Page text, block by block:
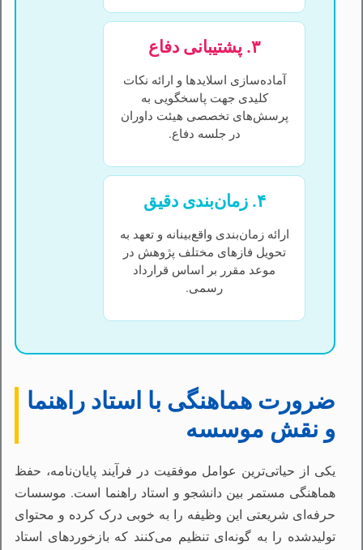
۳. پشتیبانی دفاع
آماده‌سازی اسلایدها و ارائه نکات
کلیدی جهت پاسخگویی به
پرسش‌های تخصصی هیئت داوران
در جلسه دفاع.
۴. زمان‌بندی دقیق
ارائه زمان‌بندی واقع‌بینانه و تعهد به
تحویل فازهای مختلف پژوهش در
موعد مقرر بر اساس قرارداد
رسمی.
ضرورت هماهنگی با استاد راهنما
و نقش موسسه
یکی از حیاتی‌ترین عوامل موفقیت در فرآیند پایان‌نامه، حفظ
هماهنگی مستمر بین دانشجو و استاد راهنما است. موسسات
حرفه‌ای شریعتی این وظیفه را به خوبی درک کرده و محتوای
تولیدشده را به گونه‌ای تنظیم می‌کنند که بازخوردهای استاد